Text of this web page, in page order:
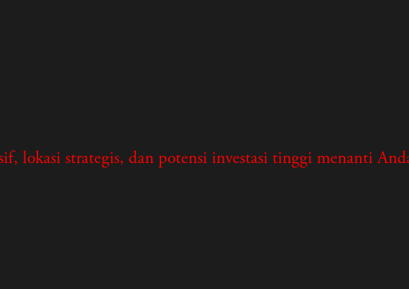
strategis, dan potensi investasi tinggi menanti